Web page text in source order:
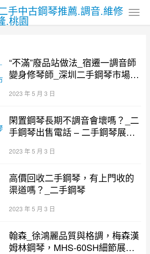
“不滿”廢品站做法_宿遷一調音師
變身修琴師_深圳二手鋼琴市場地
2023 年 5 月 3 日
閑置鋼琴長期不調音會壞嗎？_二
手鋼琴出售電話 – 二手鋼琴展示
2023 年 5 月 3 日
高價回收二手鋼琴，有上門收的
渠道嗎？_二手鋼琴
2023 年 5 月 3 日
翰森_徐鴻麗品質與格調，梅森漢
姆林鋼琴，MHS-60SH細節展示_